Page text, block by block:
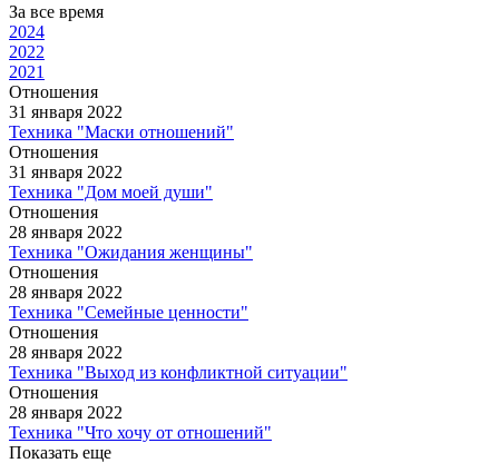
За все время
2024
2022
2021
Отношения
31 января 2022
Техника "Маски отношений"
Отношения
31 января 2022
Техника "Дом моей души"
Отношения
28 января 2022
Техника "Ожидания женщины"
Отношения
28 января 2022
Техника "Семейные ценности"
Отношения
28 января 2022
Техника "Выход из конфликтной ситуации"
Отношения
28 января 2022
Техника "Что хочу от отношений"
Показать еще